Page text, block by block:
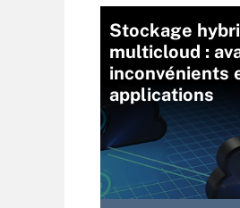
Stockage
multicloud :
inconvénients
applications